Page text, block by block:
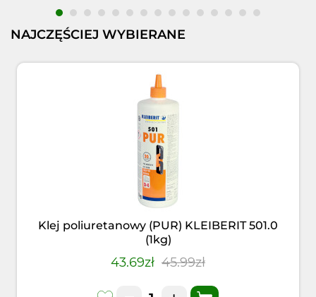
NAJCZĘŚCIEJ WYBIERANE
Klej poliuretanowy (PUR) KLEIBERIT 501.0
(1kg)
43.69zł 45.99zł